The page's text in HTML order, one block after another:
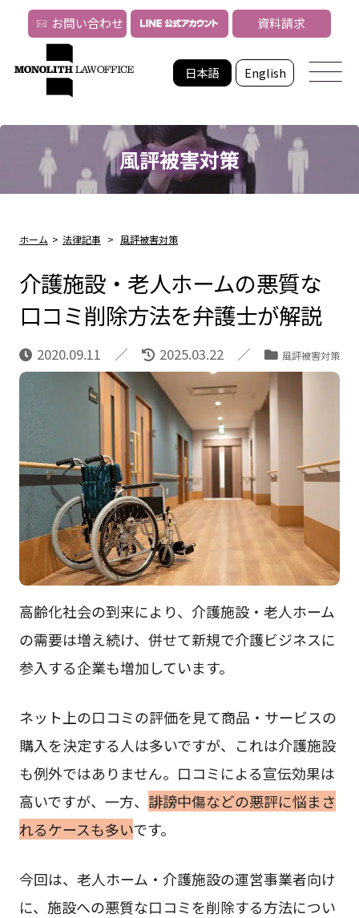
日本語 English
お問い合わせ 資料請求
風評被害対策
ホーム > 法律記事 > 風評被害対策
介護施設・老人ホームの悪質な
口コミ削除方法を弁護士が解説
2020.09.11 2025.03.22 風評被害対策
高齢化社会の到来により、介護施設・老人ホーム
の需要は増え続け、併せて新規で介護ビジネスに
参入する企業も増加しています。
ネット上の口コミの評価を見て商品・サービスの
購入を決定する人は多いですが、これは介護施設
も例外ではありません。口コミによる宣伝効果は
高いですが、一方、 誹謗中傷などの悪評に悩まさ
れるケースも多いです。
今回は、老人ホーム・介護施設の運営事業者向け
に、施設への悪質な口コミを削除する方法につい